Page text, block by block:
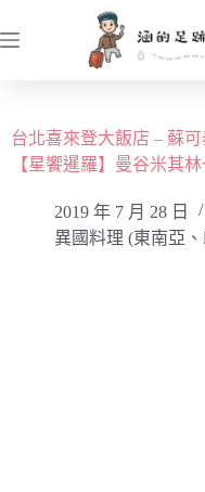
至
容台北喜來登大飯店 – 蘇
【星饗暹羅】曼谷米其
2019 年 7 月 28 日
異國料理 (東南亞